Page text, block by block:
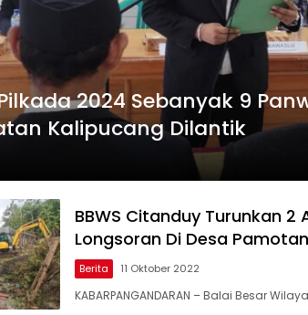
2024 Sebanyak 9
Kalipucang Dilantik
BBWS Citanduy Turunkan 2
Longsoran Di Desa
Berita 11 Oktober 2022
KABARPANGANDARAN – Balai Besar